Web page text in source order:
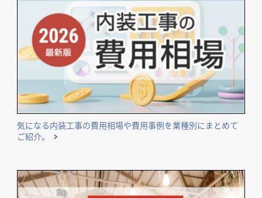
気になる内装工事の費用相場や費用事例を業種別にまとめて
ご紹介。